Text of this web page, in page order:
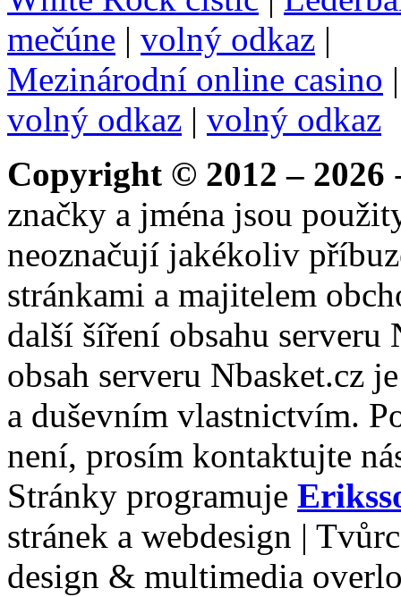
mečúne | volný odkaz |
Mezinárodní online casino
volný odkaz | volný odkaz
Copyright © 2012 – 2026
značky a jména jsou
neoznačují jakékoliv
stránkami a majitelem
další šíření obsahu serveru
obsah serveru Nbasket.cz
a duševním vlastnictvím.
není, prosím kontaktujte
Stránky programuje
stránek a webdesign |
design & multimedia